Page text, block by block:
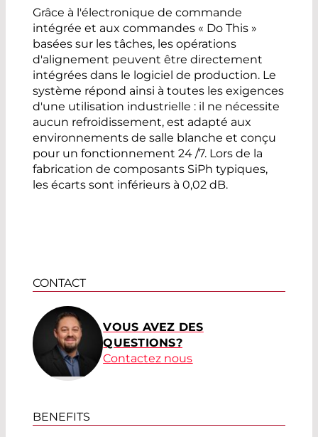
Grâce à l'électronique de commande
intégrée et aux commandes « Do This »
basées sur les tâches, les opérations
d'alignement peuvent être directement
intégrées dans le logiciel de production. Le
système répond ainsi à toutes les exigences
d'une utilisation industrielle : il ne nécessite
aucun refroidissement, est adapté aux
environnements de salle blanche et conçu
pour un fonctionnement 24 /7. Lors de la
fabrication de composants SiPh typiques,
les écarts sont inférieurs à 0,02 dB.
CONTACT
VOUS AVEZ DES
QUESTIONS?
Contactez nous
BENEFITS